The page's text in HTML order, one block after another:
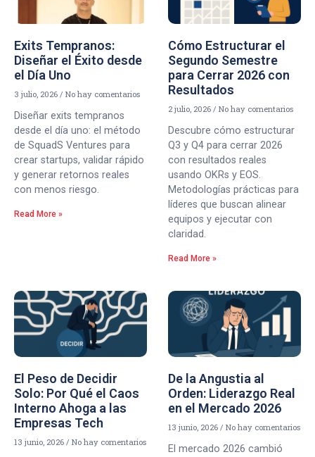
Exits Tempranos:
Diseñar el Éxito desde
el Día Uno
3 julio, 2026 No hay comentarios
Diseñar exits tempranos
desde el día uno: el método
de SquadS Ventures para
crear startups, validar rápido
y generar retornos reales
con menos riesgo.
Read More »
Cómo Estructurar el
Segundo Semestre
para Cerrar 2026 con
Resultados
2 julio, 2026 No hay comentarios
Descubre cómo estructurar
Q3 y Q4 para cerrar 2026
con resultados reales
usando OKRs y EOS.
Metodologías prácticas para
líderes que buscan alinear
equipos y ejecutar con
claridad.
Read More »
El Peso de Decidir
Solo: Por Qué el Caos
Interno Ahoga a las
Empresas Tech
13 junio, 2026 No hay comentarios
De la Angustia al
Orden: Liderazgo Real
en el Mercado 2026
13 junio, 2026 No hay comentarios
El mercado 2026 cambió